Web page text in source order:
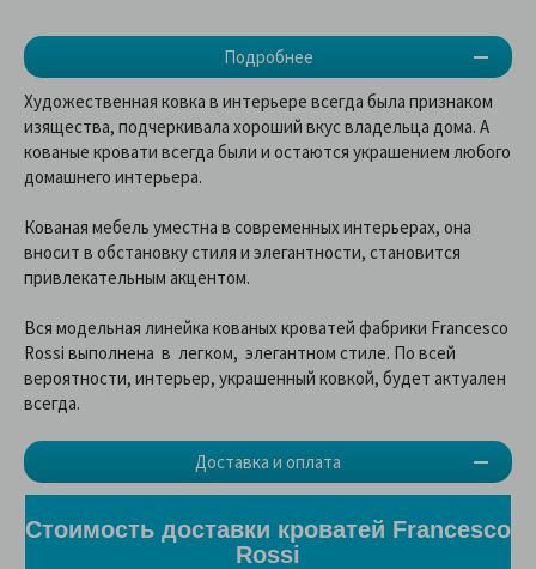
Подробнее
Доставка и оплата
Художественная ковка в интерьере всегда была признаком
изящества, подчеркивала хороший вкус владельца дома. А
кованые кровати всегда были и остаются украшением любого
домашнего интерьера.
Кованая мебель уместна в современных интерьерах, она
вносит в обстановку стиля и элегантности, становится
привлекательным акцентом.
Вся модельная линейка кованых кроватей фабрики Francesco
Rossi выполнена в легком, элегантном стиле. По всей
вероятности, интерьер, украшенный ковкой, будет актуален
всегда.
Стоимость доставки кроватей Francesco
Rossi